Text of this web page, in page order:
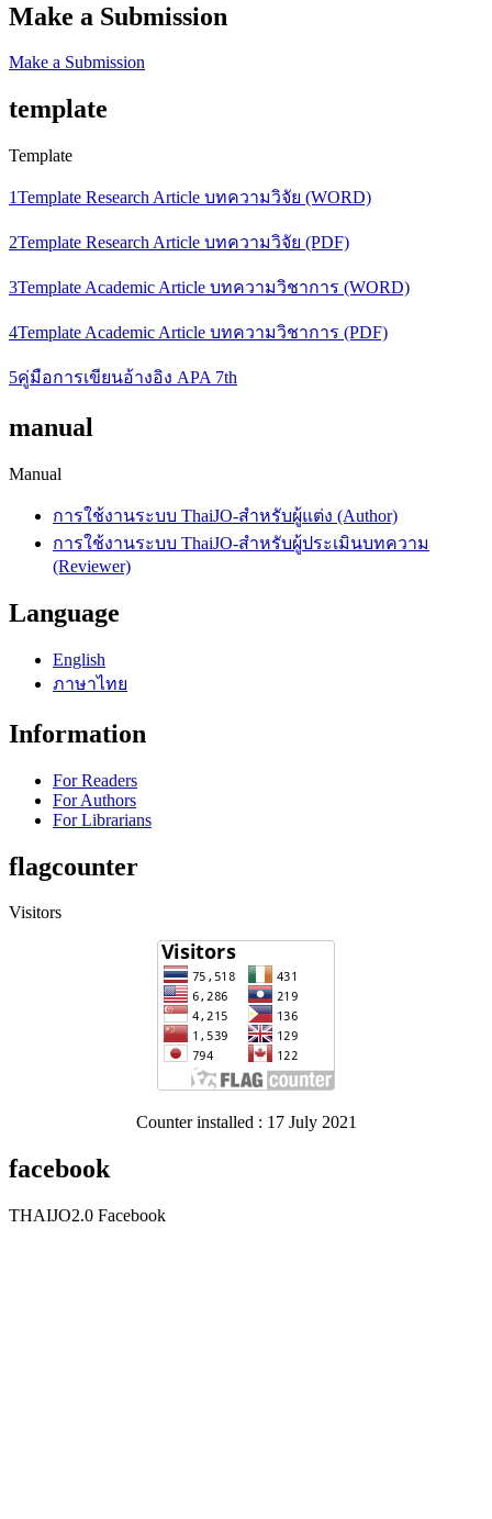
Make a Submission
Make a Submission
template
Template
1Template Research Article บทความวิจัย (WORD)
2Template Research Article บทความวิจัย (PDF)
3Template Academic Article บทความวิชาการ (WORD)
4Template Academic Article บทความวิชาการ (PDF)
5คู่มือการเขียนอ้างอิง APA 7th
manual
Manual
การใช้งานระบบ ThaiJO-สำหรับผู้แต่ง (Author)
การใช้งานระบบ ThaiJO-สำหรับผู้ประเมินบทความ
(Reviewer)
Language
English
ภาษาไทย
Information
For Readers
For Authors
For Librarians
flagcounter
Visitors
Counter installed : 17 July 2021
facebook
THAIJO2.0 Facebook